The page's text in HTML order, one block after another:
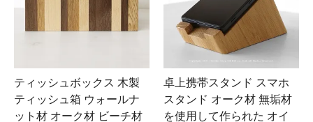
ティッシュボックス 木製
ティッシュ箱 ウォールナ
ット材 オーク材 ビーチ材
卓上携帯スタンド スマホ
スタンド オーク材 無垢材
を使用して作られた オイ